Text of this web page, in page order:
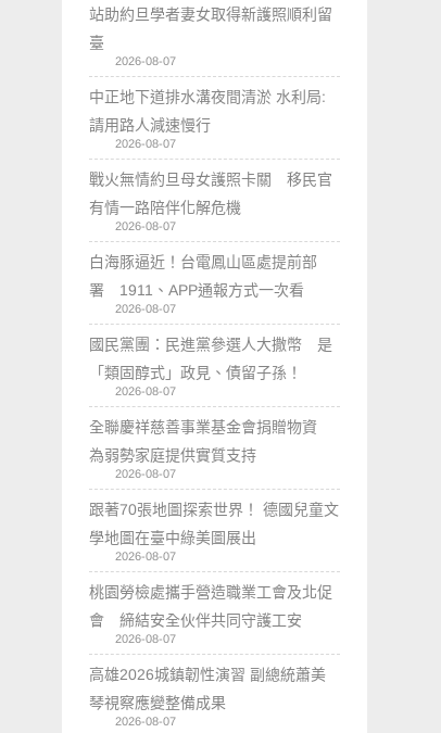
站助約旦學者妻女取得新護照順利留
臺
2026-08-07
中正地下道排水溝夜間清淤 水利局:
請用路人減速慢行
2026-08-07
戰火無情約旦母女護照卡關 移民官
有情一路陪伴化解危機
2026-08-07
白海豚逼近！台電鳳山區處提前部
署 1911、APP通報方式一次看
2026-08-07
國民黨團：民進黨參選人大撒幣 是
「類固醇式」政見、債留子孫！
2026-08-07
全聯慶祥慈善事業基金會捐贈物資
為弱勢家庭提供實質支持
2026-08-07
跟著70張地圖探索世界！ 德國兒童文
學地圖在臺中綠美圖展出
2026-08-07
桃園勞檢處攜手營造職業工會及北促
會 締結安全伙伴共同守護工安
2026-08-07
高雄2026城鎮韌性演習 副總統蕭美
琴視察應變整備成果
2026-08-07